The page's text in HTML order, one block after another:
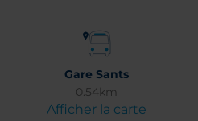
Gare Sants
0.54km
Afficher la carte